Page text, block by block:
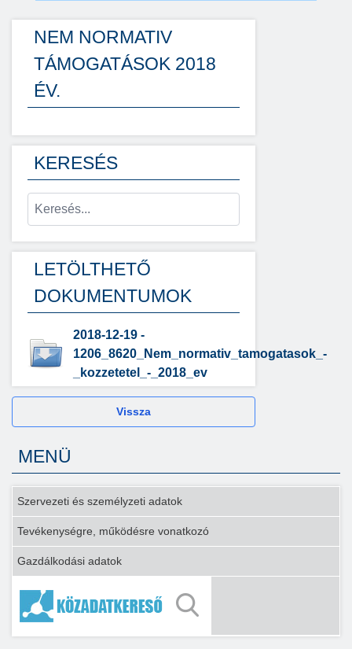
NEM NORMATIV
TÁMOGATÁSOK 2018
ÉV.
KERESÉS
LETÖLTHETŐ
DOKUMENTUMOK
2018-12-19 -
1206_8620_Nem_normativ_tamogatasok_-
_kozzetetel_-_2018_ev
Vissza
MENÜ
Szervezeti és személyzeti adatok
Tevékenységre, működésre vonatkozó
Gazdálkodási adatok